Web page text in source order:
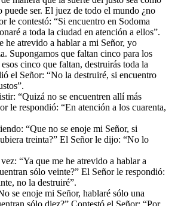
puede ser. El juez de todo el mundo ¿no
le contestó: “Si encuentro en Sodoma
a toda la ciudad en atención a ellos”.
he atrevido a hablar a mi Señor, yo
Supongamos que faltan cinco para los
cinco que faltan, destruirás toda la
el Señor: “No la destruiré, si encuentro
“Quizá no se encuentren allí más
le respondió: “En atención a los cuarenta,
“Que no se enoje mi Señor, si
treinta?” El Señor le dijo: “No lo
“Ya que me he atrevido a hablar a
sólo veinte?” El Señor le respondió:
no la destruiré”.
se enoje mi Señor, hablaré sólo una
sólo diez?” Contestó el Señor: “Por